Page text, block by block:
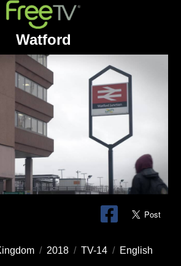
Watford
/ 2018 / TV-14 / English